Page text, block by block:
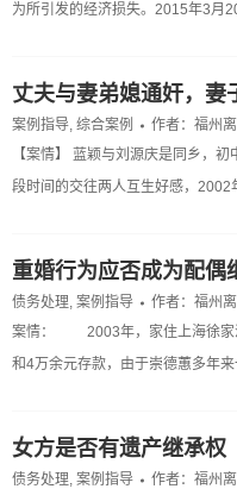
为所引发的经济损失。2015年3月
丈夫与妻弟媳通奸，妻
案例指导, 综合案例 作者： 福州
【案情】 蓝颖与刘源庆是同乡，
段时间的交往两人互生好感，
重婚行为应否成为配偶
债务处理, 案例指导 作者： 福州
案情： 2003年，家住上海徐家
和4万余元存款，由于崇德蕙多年
女方是否有遗产继承权
债务处理, 案例指导 作者： 福州